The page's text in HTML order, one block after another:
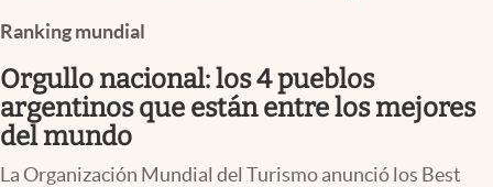
Negocios
Columnistas
Otras secciones
Ranking mundial
Orgullo nacional: los 4 pueblos
argentinos que están entre los mejores
del mundo
La Organización Mundial del Turismo anunció los Best